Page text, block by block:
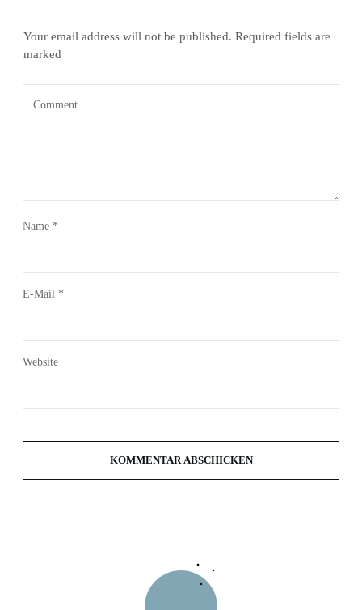
Your email address will not be published. Required fields are
marked
Name *
E-Mail *
Website
KOMMENTAR ABSCHICKEN